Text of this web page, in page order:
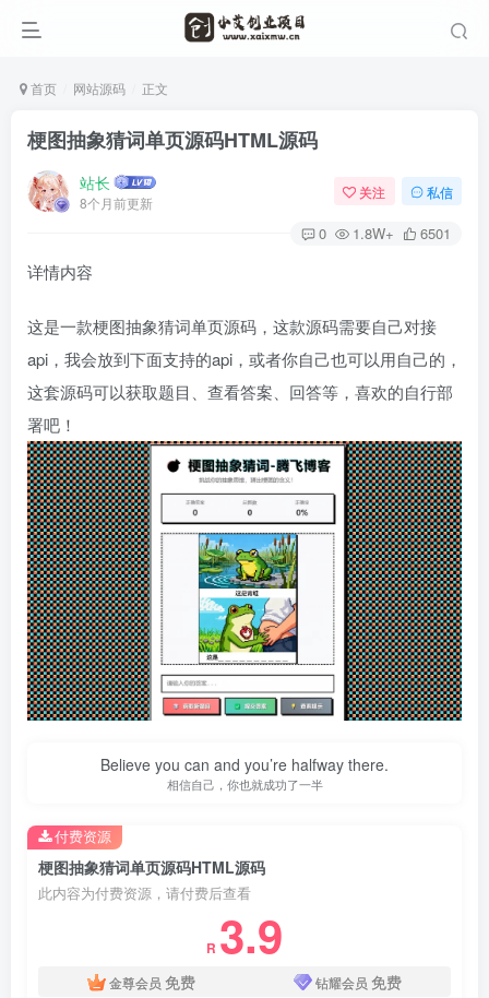
首页 网站源码 正文
梗图抽象猜词单页源码HTML源码
站长
8个月前更新
关注 私信
0 1.8W+ 6501
详情内容
这是一款梗图抽象猜词单页源码，这款源码需要自己对接
api，我会放到下面支持的api，或者你自己也可以用自己的，
这套源码可以获取题目、查看答案、回答等，喜欢的自行部
署吧！
Believe you can and you’re halfway there.
相信自己，你也就成功了一半
梗图抽象猜词单页源码HTML源码
此内容为付费资源，请付费后查看
R 3.9
金尊会员 免费 钻耀会员 免费
付费资源